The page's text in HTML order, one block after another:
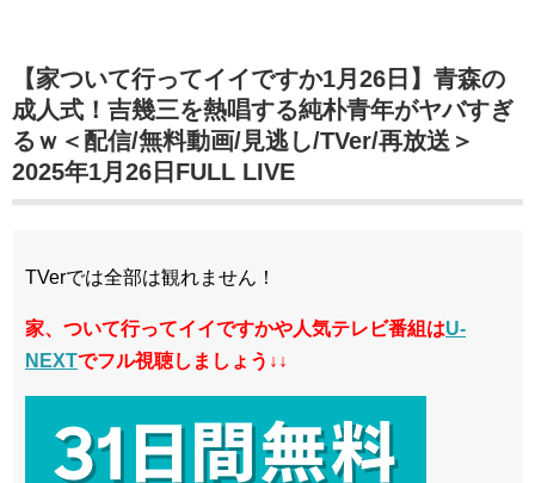
【家ついて行ってイイですか1月26日】青森の
成人式！吉幾三を熱唱する純朴青年がヤバすぎ
るｗ＜配信/無料動画/見逃し/TVer/再放送＞
2025年1月26日FULL LIVE
TVerでは全部は観れません！
家、ついて行ってイイですかや人気テレビ番組 はU-
NEXTでフル視聴しましょう↓↓